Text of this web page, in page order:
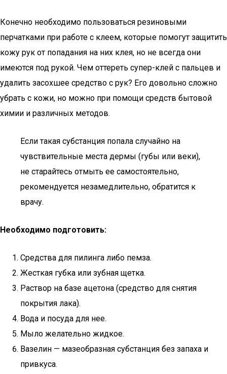
Конечно необходимо пользоваться резиновыми
перчатками при работе с клеем, которые помогут защитить
кожу рук от попадания на них клея, но не всегда они
имеются под рукой. Чем оттереть супер-клей с пальцев и
удалить засохшее средство с рук? Его довольно сложно
убрать с кожи, но можно при помощи средств бытовой
химии и различных методов.
Если такая субстанция попала случайно на
чувствительные места дермы (губы или веки),
не старайтесь отмыть ее самостоятельно,
рекомендуется незамедлительно, обратится к
врачу.
Необходимо подготовить:
Средства для пилинга либо пемза.
Жесткая губка или зубная щетка.
Раствор на базе ацетона (средство для снятия
покрытия лака).
Вода и посуда для нее.
Мыло желательно жидкое.
Вазелин — мазеобразная субстанция без запаха и
привкуса.